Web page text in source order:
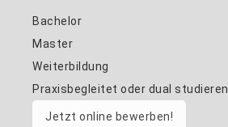
Bachelor
Master
Weiterbildung
Praxisbegleitet oder dual studieren
Jetzt online bewerben!